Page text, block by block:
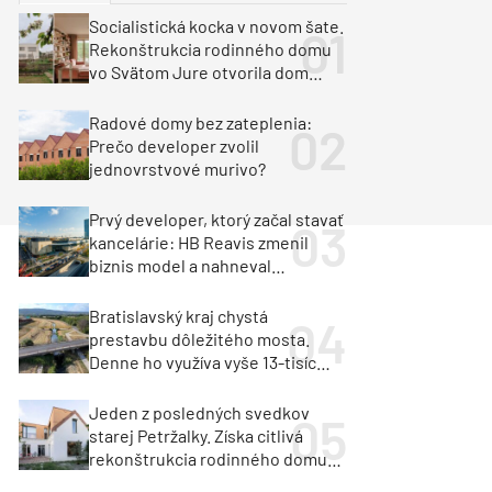
Klimatizácia a vetranie
Milan Murcka
Socialistická kocka v novom šate.
Rekonštrukcia rodinného domu
vo Svätom Jure otvorila dom
Radové domy bez zateplenia:
Prečo developer zvolil
jednovrstvové murivo?
Prvý developer, ktorý začal stavať
kancelárie: HB Reavis zmenil
biznis model a nahneval
Bratislavský kraj chystá
prestavbu dôležitého mosta.
Denne ho využíva vyše 13-tisíc
Jeden z posledných svedkov
starej Petržalky. Získa citlivá
rekonštrukcia rodinného domu